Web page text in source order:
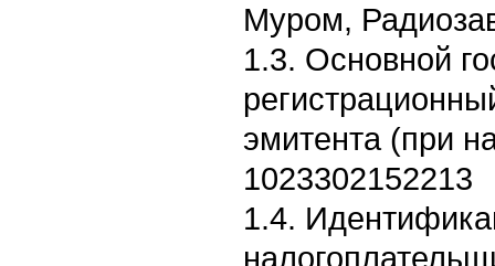
Муром,
1.3. Основной
эмитента (при
1023302152213
1.4.